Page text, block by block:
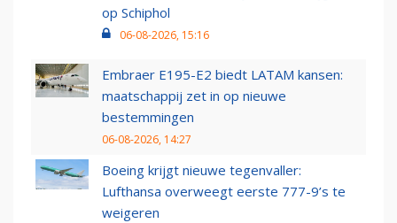
op Schiphol
06-08-2026, 15:16
Embraer E195-E2 biedt LATAM kansen:
maatschappij zet in op nieuwe
bestemmingen
06-08-2026, 14:27
Boeing krijgt nieuwe tegenvaller:
Lufthansa overweegt eerste 777-9’s te
weigeren